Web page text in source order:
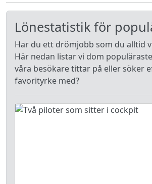
Lönestatistik för
Har du ett drömjobb som du alltid
Här nedan listar vi dom
våra besökare tittar på eller söker
favorityrke med?